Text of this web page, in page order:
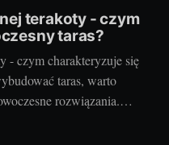
terakoty - czym
taras?
- czym charakteryzuje się
taras, warto
rozwiązania.
więcej niż tylko
taras i dlaczego